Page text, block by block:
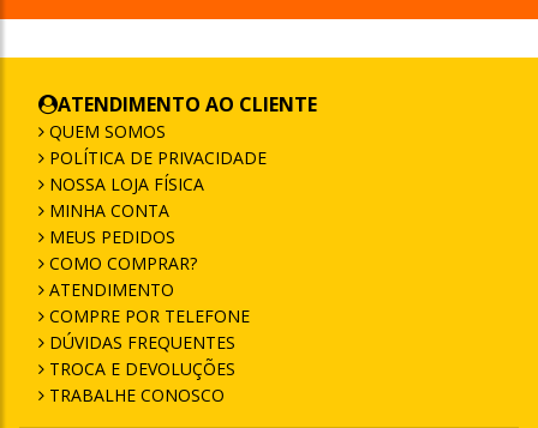
ATENDIMENTO AO CLIENTE
QUEM SOMOS
POLÍTICA DE PRIVACIDADE
NOSSA LOJA FÍSICA
MINHA CONTA
MEUS PEDIDOS
COMO COMPRAR?
ATENDIMENTO
COMPRE POR TELEFONE
DÚVIDAS FREQUENTES
TROCA E DEVOLUÇÕES
TRABALHE CONOSCO